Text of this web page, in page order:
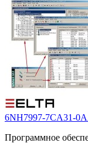
6NH7997-7CA31-
Программное